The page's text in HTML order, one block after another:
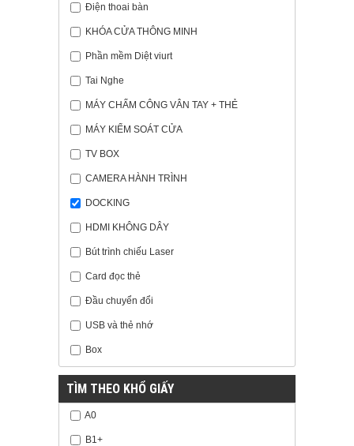
Điện thoai bàn
KHÓA CỬA THÔNG MINH
Phần mềm Diệt viurt
Tai Nghe
MÁY CHẤM CÔNG VÂN TAY + THẺ
MÁY KIỂM SOÁT CỬA
TV BOX
CAMERA HÀNH TRÌNH
DOCKING
HDMI KHÔNG DÂY
Bút trình chiếu Laser
Card đọc thẻ
Đầu chuyển đổi
USB và thẻ nhớ
Box
TÌM THEO KHỔ GIẤY
A0
B1+